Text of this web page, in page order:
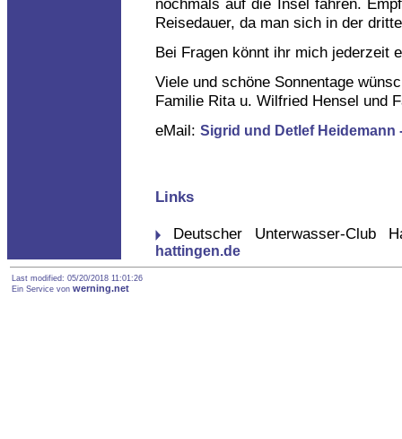
nochmals auf die Insel fahren.
Reisedauer, da man sich in der
Bei Fragen könnt ihr mich jederzeit
Viele und schöne Sonnentage
Familie Rita u. Wilfried Hensel und
eMail: Sigrid und Detlef Heidemann
Links
Deutscher Unterwasser-Club
hattingen.de
Last modified: 05/20/2018 11:01:26
Ein Service von werning.net